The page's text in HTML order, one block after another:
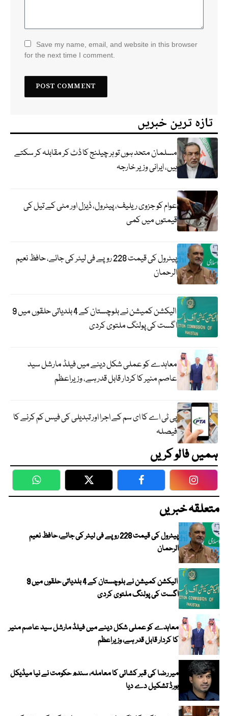
Save my name, email, and website in this browser
for the next time I comment.
تازہ ترین خبریں
مسلمان متحد ہوں تو ہر چیلنج کا ڈٹ کر مقابلہ کر سکتے
ہیں، ایرانی وزیر خارجہ
عوام کو جزوی ریلیف، پیٹرول، ڈیزل اور مٹی کے تیل کی
قیمتوں میں کمی
پیٹرول کی قیمت 228 روپے فی لیٹر کی جائے، حافظ نعیم
الرحمان
الیکشن کمیشن نے بلوچستان کے 4 بلدیاتی حلقوں میں 9
اگست کی پولنگ ملتوی کردی
معاہدے کو عملی شکل دینے میں فیلڈ مارشل سید
عاصم منیر کا کردار قابل قدر ہے، وزیراعظم
پی ٹی اے کا ای سم کے اجرا اور تبدیلی کی فیس کم کرنے کا
فیصلہ
ہمیں فالو کریں
WhatsApp Twitter Facebook
متعلقہ خبریں
پیٹرول کی قیمت 228 روپے فی لیٹر کی جائے، حافظ نعیم
الرحمان
الیکشن کمیشن نے بلوچستان کے 4 بلدیاتی حلقوں میں 9
اگست کی پولنگ ملتوی کردی
معاہدے کو عملی شکل دینے میں فیلڈ مارشل سید عاصم منیر
کا کردار قابل قدر ہے، وزیراعظم
میر رضا کی قبر کشائی کا معاملہ، سندھ حکومت نے نیا میڈیکل
بورڈ تشکیل دے دیا